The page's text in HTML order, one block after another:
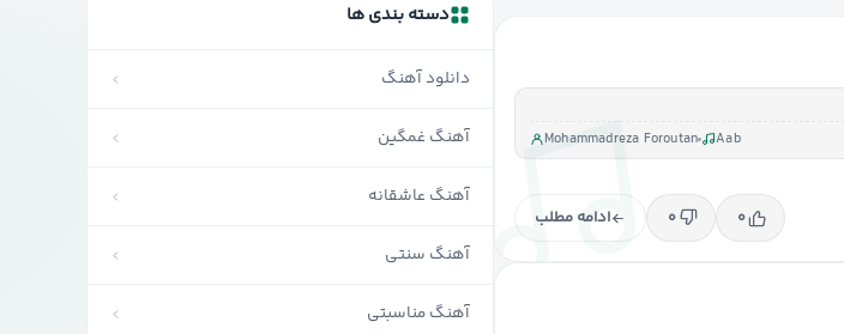
Mohammadreza Foroutan Aab
۰ ۰ ادامه مطلب
دسته بندی ها
دانلود آهنگ
آهنگ غمگین
آهنگ عاشقانه
آهنگ سنتی
آهنگ مناسبتی